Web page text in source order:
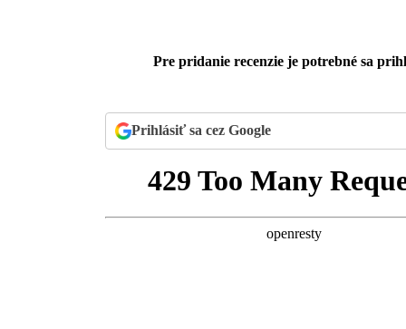
Pre pridanie recenzie je potrebné sa
Prihlásiť sa cez Google